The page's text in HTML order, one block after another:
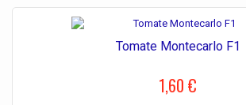
Tomate Montecarlo F1
1,60 €